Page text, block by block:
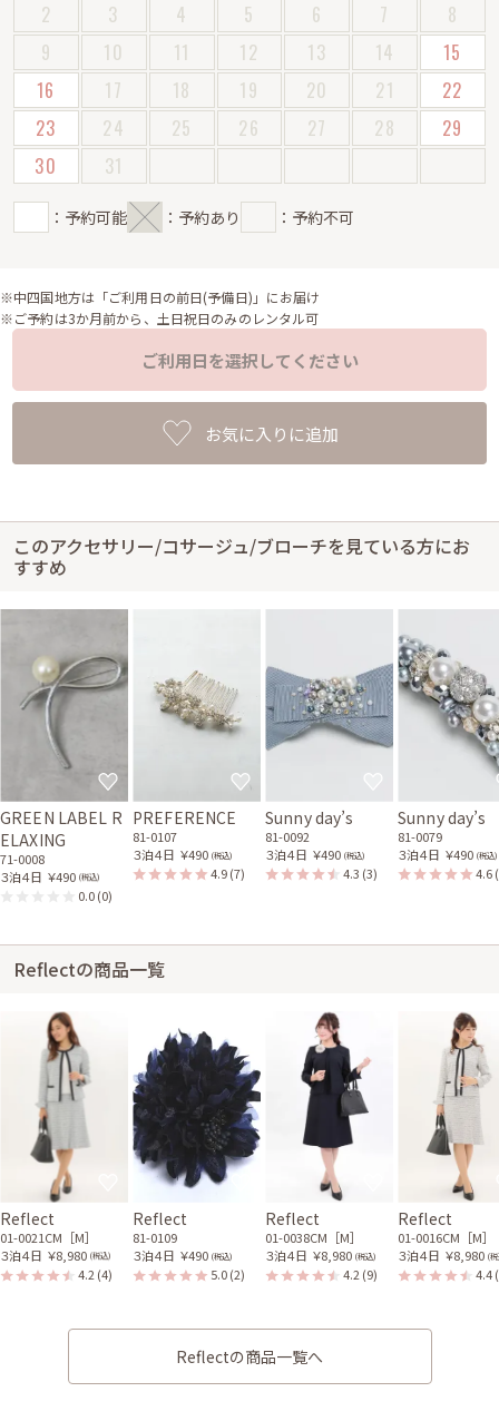
2
3 4 5 6 7
8
9
10 11 12 13 14
15
16
17 18 19 20 21
22
23
24 25 26 27 28
29
30
31
：予約可能 ：予約あり ：予約不可
※中四国地方は「ご利用日の前日(予備日)」にお届け
※ご予約は3か月前から、土日祝日のみのレンタル可
ご利用日を選択してください
お気に入りに追加
このアクセサリー/コサージュ/ブローチを見ている方にお
すすめ
GREEN LABEL R
ELAXING
71-0008
３泊４日 ￥490 (税込)
0.0(0)
PREFERENCE
81-0107
３泊４日 ￥490 (税込)
4.9(7)
Sunny day’s
81-0092
３泊４日 ￥490 (税込)
4.3 (3)
Sunny day’s
81-0079
３泊４日 ￥490 (税込)
4.6
Reflectの商品一覧
Reflect
01-0021CM［M］
３泊４日 ￥8,980 (税込)
4.2 (4)
Reflect
81-0109
３泊４日 ￥490 (税込)
5.0(2)
Reflect
01-0038CM［M］
３泊４日 ￥8,980 (税込)
4.2 (9)
Reflect
01-0016CM［M］
３泊４日 ￥8,980 (
4.4
Reflectの商品一覧へ